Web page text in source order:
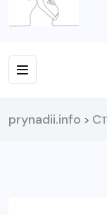
prynadii.info >